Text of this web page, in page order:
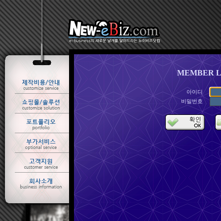
MEMBER
아이디
비밀번호